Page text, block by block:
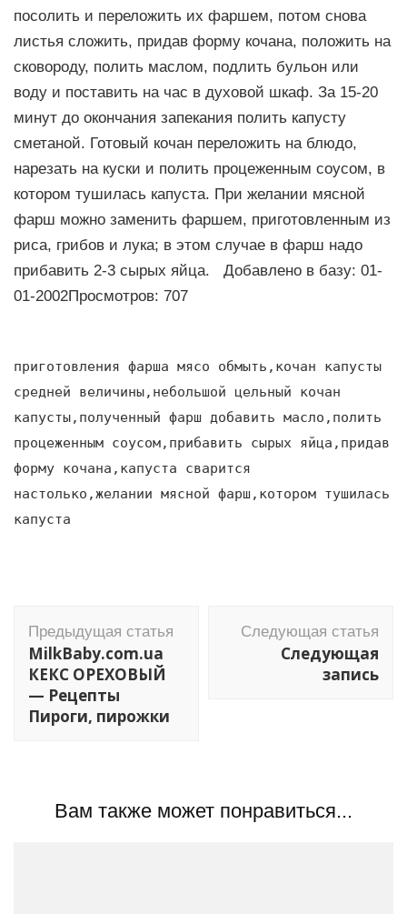
посолить и переложить их фаршем, потом снова
листья сложить, придав форму кочана, положить на
сковороду, полить маслом, подлить бульон или
воду и поставить на час в духовой шкаф. За 15-20
минут до окончания запекания полить капусту
сметаной. Готовый кочан переложить на блюдо,
нарезать на куски и полить процеженным соусом, в
котором тушилась капуста. При желании мясной
фарш можно заменить фаршем, приготовленным из
риса, грибов и лука; в этом случае в фарш надо
прибавить 2-3 сырых яйца. Добавлено в базу: 01-
01-2002Просмотров: 707
приготовления фарша мясо обмыть,кочан капусты
средней величины,небольшой цельный кочан
капусты,полученный фарш добавить масло,полить
процеженным соусом,прибавить сырых яйца,придав
форму кочана,капуста сварится
настолько,желании мясной фарш,котором тушилась
капуста
по
записям
Предыдущая статья
MilkBaby.com.ua
КЕКС ОРЕХОВЫЙ
— Рецепты
Пироги, пирожки
Следующая статья
Следующая
запись
Вам также может понравиться...